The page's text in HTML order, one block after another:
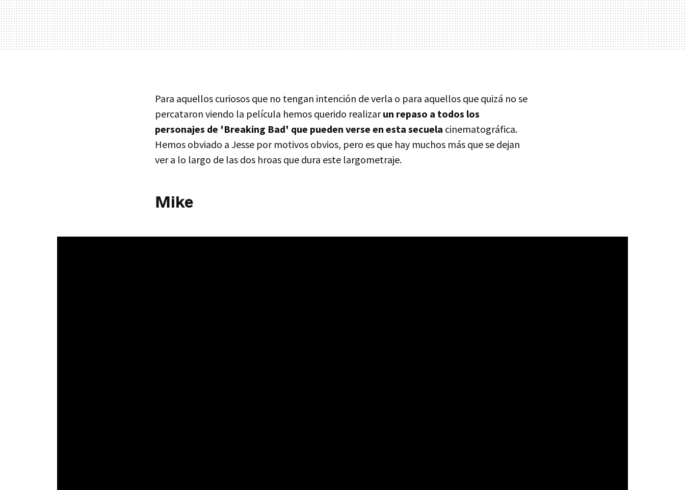
Para aquellos curiosos que no tengan intención de verla o para aquellos que quizá no se
percataron viendo la película hemos querido realizarun repaso a todos los
personajes de 'Breaking Bad' que pueden verse en esta secuela cinematográfica.
Hemos obviado a Jesse por motivos obvios, pero es que hay muchos más que se dejan
ver a lo largo de las dos hroas que dura este largometraje.
Mike